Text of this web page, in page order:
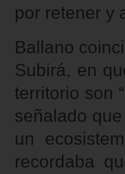
por retener y
Ballano
Subirá, en
territorio son
señalado
un
recordaba